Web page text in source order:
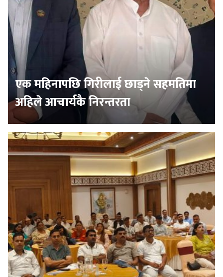
एक महिनापछि गिरीलाई छाड्ने सहमतिमा
अहिले आचार्यकै निरन्तरता